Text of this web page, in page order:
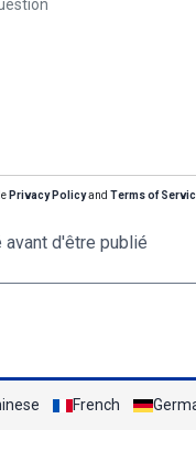
Privacy Policyand Terms of
d'être publié
French